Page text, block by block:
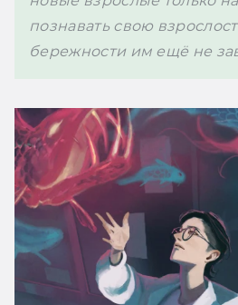
познавать свою
бережности им ещё не